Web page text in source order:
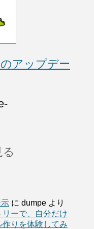
アップデー
に dumpe より
ーで、自分だけ
りを体験してみ